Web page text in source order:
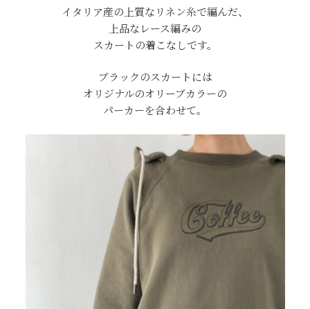
イタリア産の上質なリネン糸で編んだ、
上品なレース編みの
スカートの着こなしです。
ブラックのスカートには
オリジナルのオリーブカラーの
パーカーを合わせて。